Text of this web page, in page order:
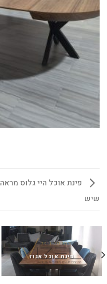
פינת אוכל היי גלוס מראה
שיש
פינת אוכל אגוז